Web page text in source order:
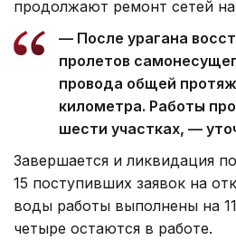
продолжают ремонт сетей
— После урагана
пролетов
провода общей
километра. Работы
шести участках, —
Завершается и ликвидация
15 поступивших заявок на
воды работы выполнены на
четыре остаются в работе.